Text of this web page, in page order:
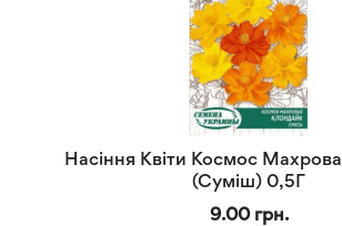
Насіння Квіти Космос
(Суміш) 0,5Г
9.00 грн.